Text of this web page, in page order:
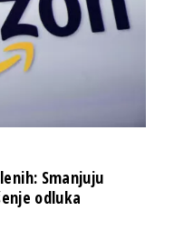
Smanjuju
odluka